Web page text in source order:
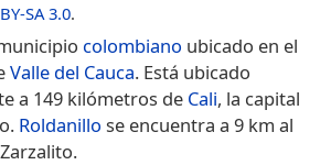
SA 3.0.
colombiano ubicado en el
Valle del Cauca. Está ubicado
a 149 kilómetros de Cali, la capital
Roldanillo se encuentra a 9 km al